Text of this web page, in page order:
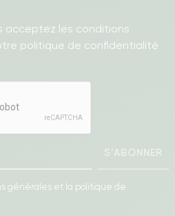
acceptez les conditions
politique de confidentialité
S'ABONNER
générales et la politique de